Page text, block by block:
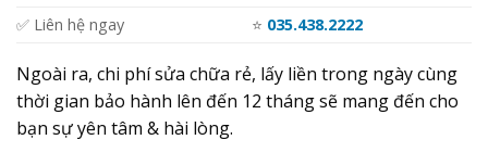
✅ Liên hệ ngay
⭐️ 035.438.2222
Ngoài ra, chi phí sửa chữa rẻ, lấy liền trong ngày cùng
thời gian bảo hành lên đến 12 tháng sẽ mang đến cho
bạn sự yên tâm & hài lòng.